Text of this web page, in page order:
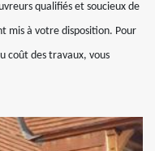
qualifiés et soucieux de
mis à votre disposition. Pour
coût des travaux, vous